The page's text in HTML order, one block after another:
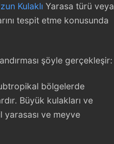
Kulaklı Yarasa türü veya
tespit etme konusunda
şöyle gerçekleşir:
bölgelerde
Büyük kulakları ve
yarasası ve meyve